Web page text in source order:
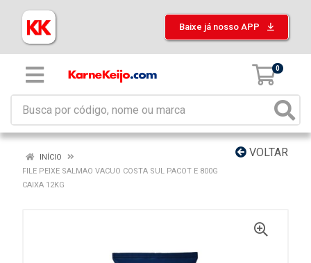
Baixe já nosso APP
0
VOLTAR
INÍCIO
FILE PEIXE SALMAO VACUO COSTA SUL PACOT E 800G
CAIXA 12KG